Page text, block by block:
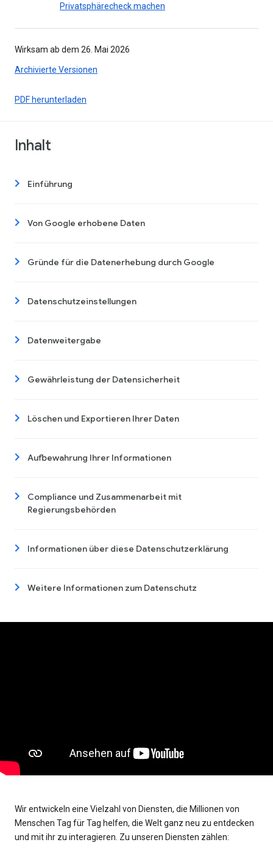
Privatsphärecheck machen
Wirksam ab dem 26. Mai 2026
Archivierte Versionen
PDF herunterladen
Inhalt
Einführung
Von Google erhobene Daten
Gründe für die Datenerhebung durch Google
Datenschutzeinstellungen
Datenweitergabe
Gewährleistung der Datensicherheit
Löschen und Exportieren Ihrer Daten
Aufbewahrung Ihrer Informationen
Compliance und Zusammenarbeit mit
Regierungsbehörden
Informationen über diese Datenschutzerklärung
Weitere Informationen zum Datenschutz
Wir entwickeln eine Vielzahl von Diensten, die Millionen von
Menschen Tag für Tag helfen, die Welt ganz neu zu entdecken
und mit ihr zu interagieren. Zu unseren Diensten zählen: